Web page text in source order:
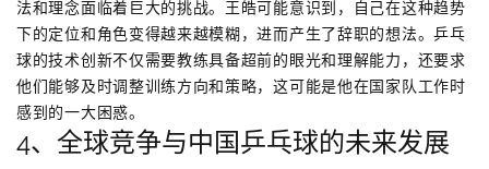
法和理念面临着巨大的挑战。王皓可能意识到，自己在这种趋势
下的定位和角色变得越来越模糊，进而产生了辞职的想法。乒乓
球的技术创新不仅需要教练具备超前的眼光和理解能力，还要求
他们能够及时调整训练方向和策略，这可能是他在国家队工作时
感到的一大困惑。
4、全球竞争与中国乒乓球的未来发展